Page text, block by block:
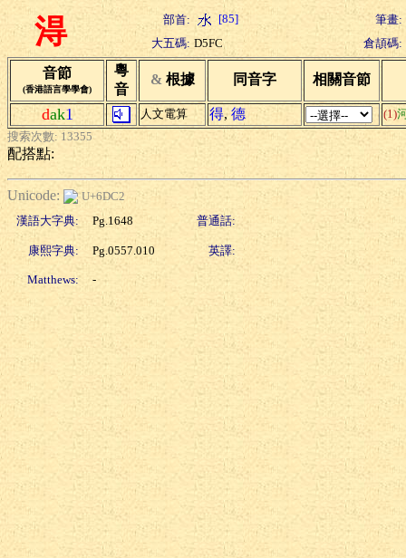
淂 部首: [85]
筆畫:
大五碼: D5FC 倉頡碼:
音節
(香港語言學學會)
粵
音
& 根據 同音字 相關音節
dak1 人文電算 得, 德 (1)
搜索次數: 13355
配搭點:
Unicode:
U+6DC2
漢語大字典:
Pg.1648 普通話:
康熙字典: Pg.0557.010 英譯:
Matthews: -